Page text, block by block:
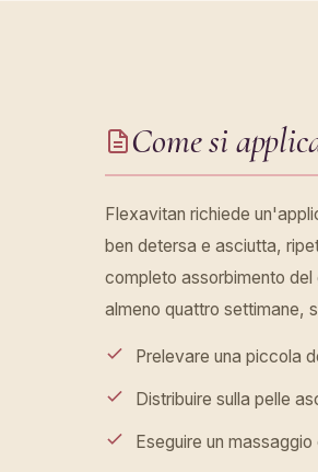
Come si
Flexavitan richiede
ben detersa e asciutta,
completo assorbimento del
almeno quattro settimane,
Prelevare una piccola
Distribuire sulla pelle
Eseguire un